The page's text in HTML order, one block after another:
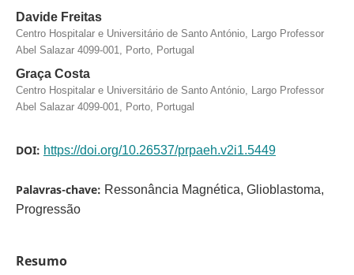
Davide Freitas
Centro Hospitalar e Universitário de Santo António, Largo Professor
Abel Salazar 4099-001, Porto, Portugal
Graça Costa
Centro Hospitalar e Universitário de Santo António, Largo Professor
Abel Salazar 4099-001, Porto, Portugal
DOI: https://doi.org/10.26537/prpaeh.v2i1.5449
Palavras-chave: Ressonância Magnética, Glioblastoma,
Progressão
Resumo